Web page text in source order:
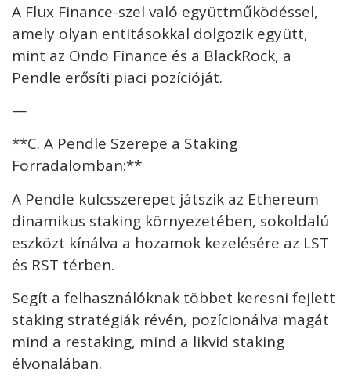
A Flux Finance-szel való együttműködéssel,
amely olyan entitásokkal dolgozik együtt,
mint az Ondo Finance és a BlackRock, a
Pendle erősíti piaci pozícióját.
—
**C. A Pendle Szerepe a Staking
Forradalomban:**
A Pendle kulcsszerepet játszik az Ethereum
dinamikus staking környezetében, sokoldalú
eszközt kínálva a hozamok kezelésére az LST
és RST térben.
Segít a felhasználóknak többet keresni fejlett
staking stratégiák révén, pozícionálva magát
mind a restaking, mind a likvid staking
élvonalában.